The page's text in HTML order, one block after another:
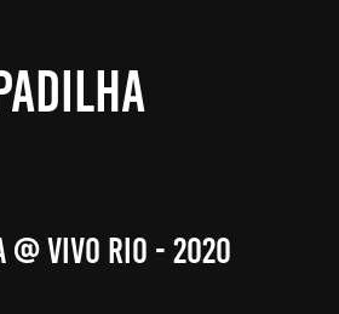
Vivo Rio - 2020